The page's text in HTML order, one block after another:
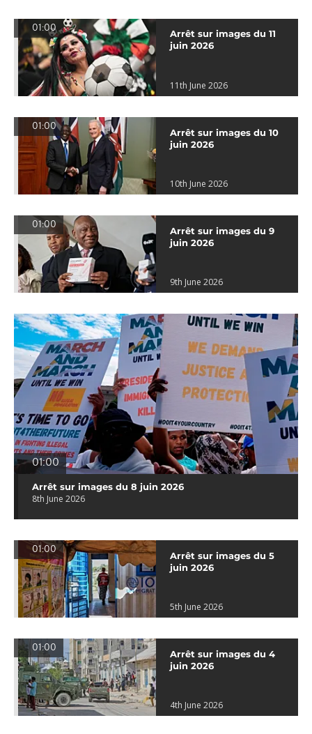
01:00
Arrêt sur images du 11
juin 2026
11th June 2026
01:00
Arrêt sur images du 10
juin 2026
10th June 2026
01:00
Arrêt sur images du 9
juin 2026
9th June 2026
01:00
Arrêt sur images du 8 juin 2026
8th June 2026
01:00
Arrêt sur images du 5
juin 2026
5th June 2026
01:00
Arrêt sur images du 4
juin 2026
4th June 2026